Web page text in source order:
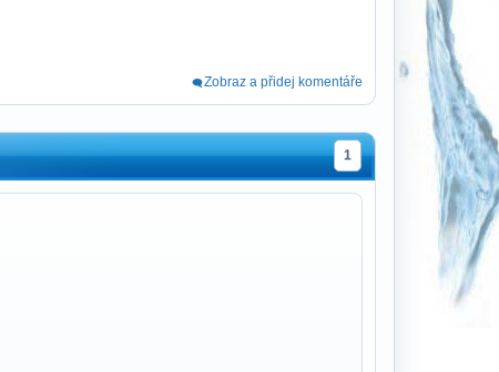
Zobraz a přidej komentáře
1